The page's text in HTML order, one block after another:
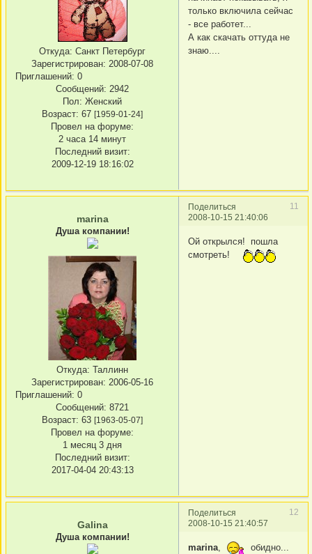
Откуда: Санкт Петербург
Зарегистрирован: 2008-07-08
Приглашений: 0
Сообщений: 2942
Пол: Женский
Возраст: 67 [1959-01-24]
Провел на форуме:
2 часа 14 минут
Последний визит:
2009-12-19 18:16:02
только включила сейчас
- все работет...
А как скачать оттуда не
знаю....
Поделиться
11
2008-10-15 21:40:06
marina
Душа компании!
Откуда: Таллинн
Зарегистрирован: 2006-05-16
Приглашений: 0
Сообщений: 8721
Возраст: 63 [1963-05-07]
Провел на форуме:
1 месяц 3 дня
Последний визит:
2017-04-04 20:43:13
Ой открылся! пошла
смотреть!
Поделиться
12
2008-10-15 21:40:57
Galina
Душа компании!
marina,
обидно...